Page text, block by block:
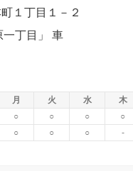
１丁目１－２
一丁目」 車
月 火 水
木
○ ○ ○
○
○ ○ ○ -